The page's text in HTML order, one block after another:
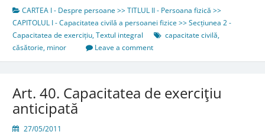
CARTEA I - Despre persoane >> TITLUL II - Persoana fizică >>
CAPITOLUL I - Capacitatea civilă a persoanei fizice >> Secțiunea 2 -
Capacitatea de exercițiu,Textul integral capacitate civilă,
căsătorie, minor Leave a comment
Art. 40. Capacitatea de exerciţiu
anticipată
27/05/2011